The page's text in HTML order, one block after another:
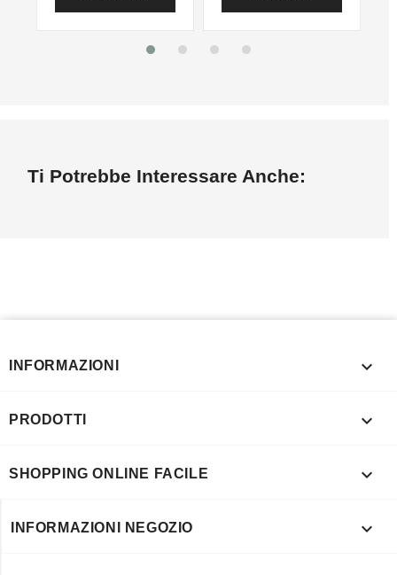
Ti Potrebbe Interessare Anche:
INFORMAZIONI 
PRODOTTI 
SHOPPING ONLINE FACILE 
INFORMAZIONI NEGOZIO 